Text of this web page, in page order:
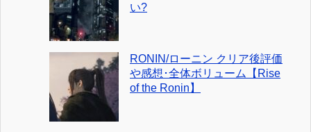
い?
RONIN/ローニン クリア後評価
や感想･全体ボリューム【Rise
of the Ronin】